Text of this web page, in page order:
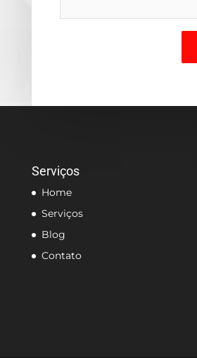
Serviços
Home
Serviços
Blog
Contato